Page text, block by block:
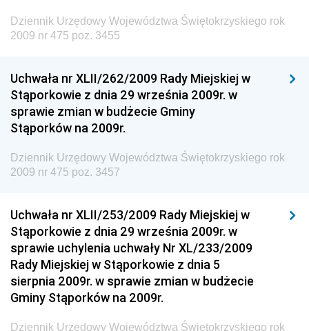
Dziennik Urzędowy Ministra Rozwoju, Pracy i
Dziennik Urzędowy Ministra Kultury, Dziedzictwa
Narodowego i Sportu
Dziennik Urzędowy Ministra Rodziny i Polityki
Społecznej
Dziennik Urzędowy Komendy Głównej Straży
Granicznej
Drogowego
Dziennik Urzędowy Narodowego Banku Polskiego
Dziennik Urzędowy Komendy Głównej Policji
Dziennik Urzędowy Ministra Pracy i Polityki
Społecznej
Dziennik Urzędowy Ministra Transportu, Budownictwa
Dziennik Urzędowy Województwa Świętokrzyskiego rok
2009 nr 475 poz. 3455
Uchwała nr XLII/262/2009 Rady Miejskiej w
Stąporkowie z dnia 29 września 2009r. w
sprawie zmian w budżecie Gminy
Stąporków na 2009r.
Dziennik Urzędowy Województwa Świętokrzyskiego rok
2009 nr 475 poz. 3457
Uchwała nr XLII/253/2009 Rady Miejskiej w
Stąporkowie z dnia 29 września 2009r. w
sprawie uchylenia uchwały Nr XL/233/2009
Rady Miejskiej w Stąporkowie z dnia 5
sierpnia 2009r. w sprawie zmian w budżecie
Gminy Stąporków na 2009r.
Dziennik Urzędowy Województwa Świętokrzyskiego rok